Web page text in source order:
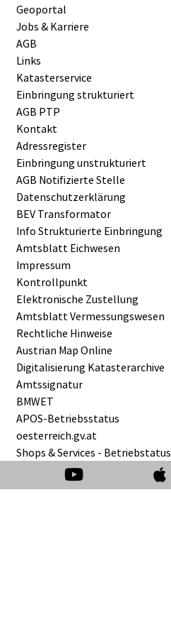
Geoportal
Jobs & Karriere
AGB
Links
Katasterservice
Einbringung strukturiert
AGB PTP
Kontakt
Adressregister
Einbringung unstrukturiert
AGB Notifizierte Stelle
Datenschutzerklärung
BEV Transformator
Info Strukturierte Einbringung
Amtsblatt Eichwesen
Impressum
Kontrollpunkt
Elektronische Zustellung
Amtsblatt Vermessungswesen
Rechtliche Hinweise
Austrian Map Online
Digitalisierung Katasterarchive
Amtssignatur
BMWET
APOS-Betriebsstatus
oesterreich.gv.at
Shops & Services - Betriebstatus